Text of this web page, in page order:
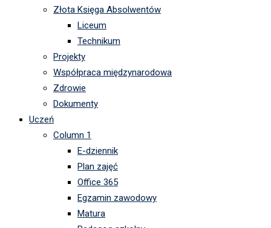
Złota Księga Absolwentów
Liceum
Technikum
Projekty
Współpraca międzynarodowa
Zdrowie
Dokumenty
Uczeń
Column 1
E-dziennik
Plan zajęć
Office 365
Egzamin zawodowy
Matura